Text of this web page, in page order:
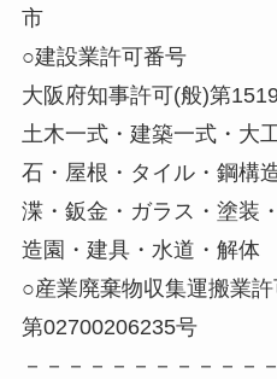
市
○建設業許可番号
大阪府知事許可(般)第
土木一式・建築一式・大
石・屋根・タイル・鋼構
渫・鈑金・ガラス・塗装
造園・建具・水道・解体
○産業廃棄物収集運搬業
第02700206235号
－－－－－－－－－－－